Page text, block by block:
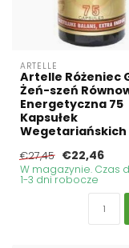
ARTELLE
Artelle Różeniec
Żeń-szeń
Energetyczna 75
Kapsułek
Wegetariańskich
€27,45 €22,46
W magazynie. Czas
1-3 dni robocze